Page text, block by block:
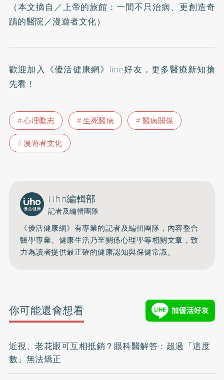
（本文摘自／上帝的旅館：一間不只治病、更創造奇
蹟的醫院／漫遊者文化）
歡迎加入 《優活健康網》line好友 ，更多醫療新知搶
先看！
心理勵志 生死醫病
醫病關係
漫遊者文化
Uho編輯部
記者及編輯團隊
《優活健康網》有專業的記者及編輯團隊，內容整合
醫學專業、健康生活乃至關係心理學等相關文章，致
力為讀者提供最正確的健康認知與保健常識。
你可能還會想看
近視、老花眼可互相抵銷？眼科醫解答：超過「這度
數」無法矯正